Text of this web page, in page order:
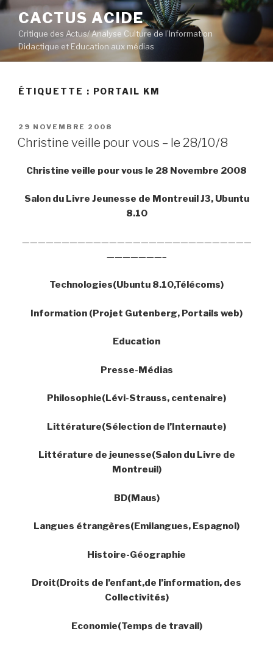
Aller
contenu
principal
CACTUS ACIDE
Critique des Actus/ Analyse Culture de l’Information
Didactique et Education aux médias
ÉTIQUETTE : PORTAIL KM
PUBLIÉ
LE
29 NOVEMBRE 2008
Christine veille pour vous – le 28/10/8
Christine veille pour vous le 28 Novembre 2008
Salon du Livre Jeunesse de Montreuil J3, Ubuntu
8.10
—————————————————————————————
———————–
Technologies(Ubuntu 8.10,Télécoms)
Information (Projet Gutenberg, Portails web)
Education
Presse-Médias
Philosophie(Lévi-Strauss, centenaire)
Littérature(Sélection de l’Internaute)
Littérature de jeunesse(Salon du Livre de
Montreuil)
BD(Maus)
Langues étrangères(Emilangues, Espagnol)
Histoire-Géographie
Droit(Droits de l’enfant,de l’information, des
Collectivités)
Economie(Temps de travail)